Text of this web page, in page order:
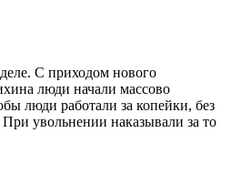
С приходом нового
люди начали массово
люди работали за копейки, без
увольнении наказывали за то